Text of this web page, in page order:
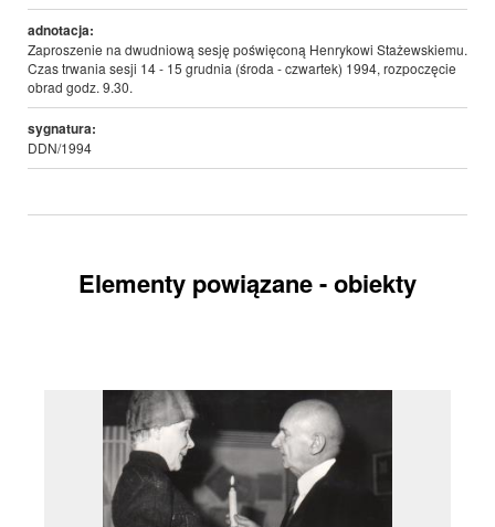
adnotacja:
Zaproszenie na dwudniową sesję poświęconą Henrykowi Stażewskiemu.
Czas trwania sesji 14 - 15 grudnia (środa - czwartek) 1994, rozpoczęcie
obrad godz. 9.30.
sygnatura:
DDN/1994
Elementy powiązane - obiekty